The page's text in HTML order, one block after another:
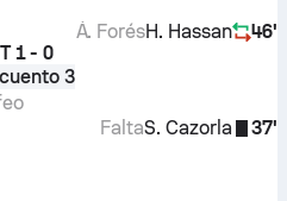
46'
H. Hassan
Á. Forés
1 - 0
3
37'
S. Cazorla
Falta